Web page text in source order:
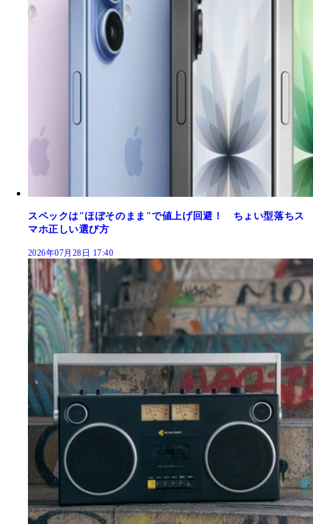
スペックは"ほぼそのまま"で値上げ回避！ ちょい型落ちス
マホ正しい選び方
2026年07月28日 17:40